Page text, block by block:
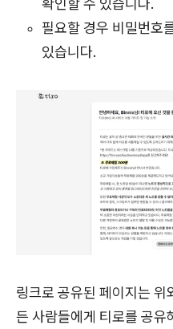
필요할 경우 비밀번호
있습니다.
링크로 공유된 페이지는
든 사람들에게 티로를 공유